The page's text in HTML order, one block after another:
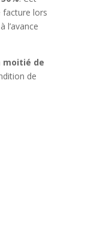
facture lors
l’avance
moitié de
de